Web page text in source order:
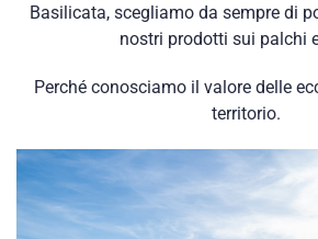
Basilicata, scegliamo da sempre di
nostri prodotti sui palchi
Perché conosciamo il valore delle
territorio.